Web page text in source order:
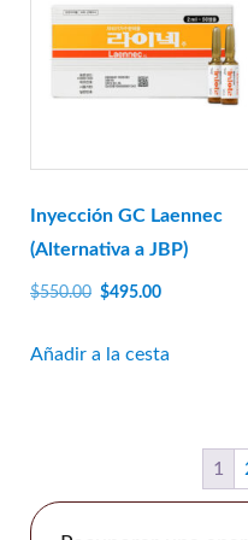
Inyección GC Laennec
(Alternativa a JBP)
$550.00 El
original
$495.00
actual
Añadir a la cesta
1
ExoCoBio
Laboratorio de
Jetema
LG química
Marllor
Dermatología